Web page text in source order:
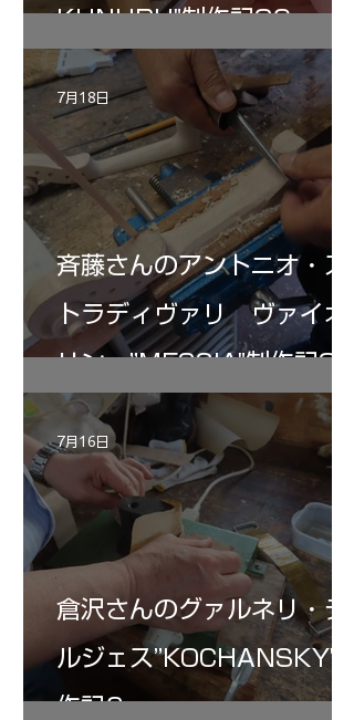
KUNUPU"制作記30
斉藤さんのアントニオ・ス
トラディヴァリ ヴァイオ
リン ”MESSIA"制作記32
7月18日
倉沢さんのグァルネリ・デ
ルジェス”KOCHANSKY"制
作記6
7月16日